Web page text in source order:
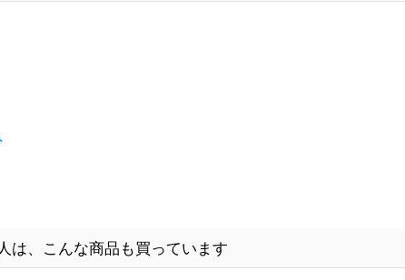
は、こんな商品も買っています